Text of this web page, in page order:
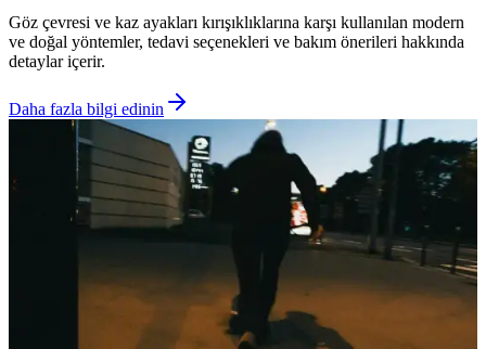
Göz çevresi ve kaz ayakları kırışıklıklarına karşı kullanılan modern
ve doğal yöntemler, tedavi seçenekleri ve bakım önerileri hakkında
detaylar içerir.
Daha fazla bilgi edinin